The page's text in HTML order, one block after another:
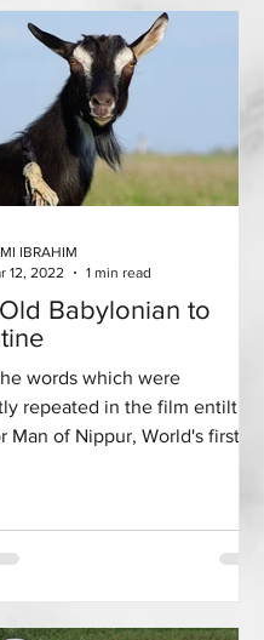
Babylonian to
words which were
repeated in the film entiltled
Man of Nippur, World's first
IBRAHIM
12, 2022
1 min read